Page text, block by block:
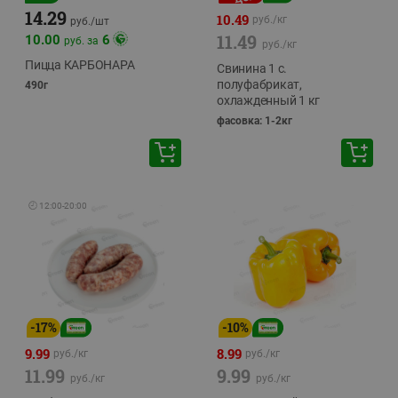
14.29 руб./шт
10.00 руб. за 6
Пицца КАРБОНАРА
490г
10.49 руб./кг
11.49 руб./кг
Свинина 1 с.
полуфабрикат,
охлажденный 1 кг
фасовка: 1-2кг
🕘 12:00-20:00
-17%
9.99 руб./кг
11.99 руб./кг
-10%
8.99 руб./кг
9.99 руб./кг